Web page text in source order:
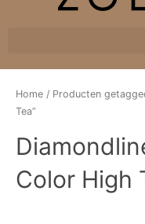
Home / Producten
Tea”
Color High